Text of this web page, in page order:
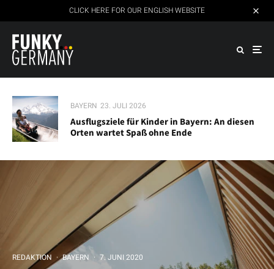
CLICK HERE FOR OUR ENGLISH WEBSITE
BAYERN 23. JULI 2026
Ausflugsziele für Kinder in Bayern: An diesen
Orten wartet Spaß ohne Ende
REDAKTION · BAYERN · 7. JUNI 2020